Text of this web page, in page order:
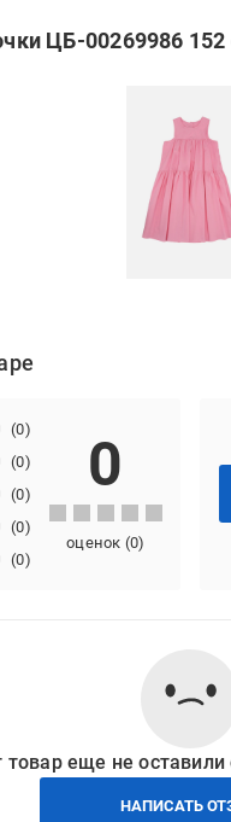
ЦБ-00269986
(0)
(0)
(0)
(0)
(0)
0
оценок (0)
товар еще не
НАПИСАТЬ